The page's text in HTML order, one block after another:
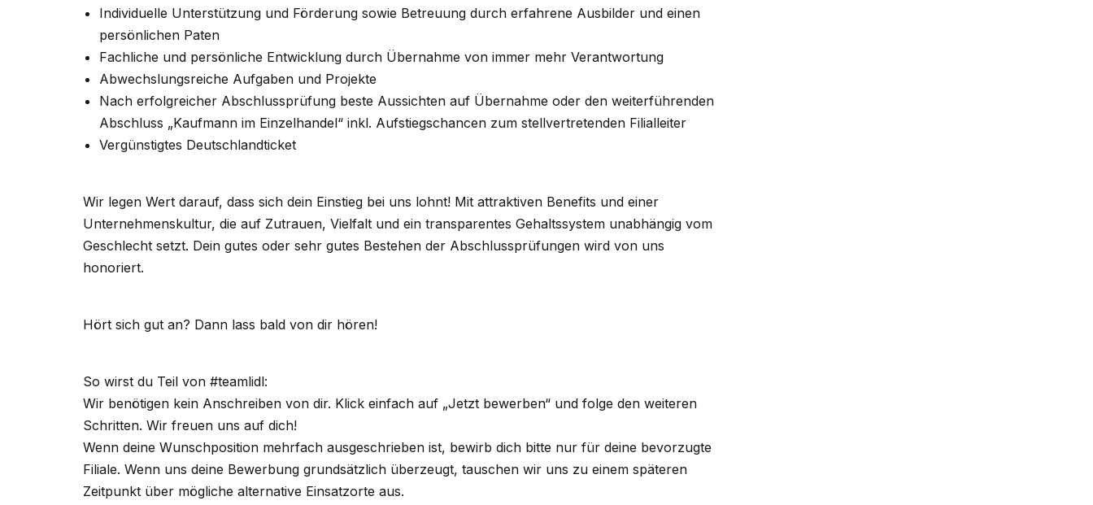
Individuelle Unterstützung und Förderung sowie Betreuung durch erfahrene Ausbilder und einen
persönlichen Paten
Fachliche und persönliche Entwicklung durch Übernahme von immer mehr Verantwortung
Abwechslungsreiche Aufgaben und Projekte
Nach erfolgreicher Abschlussprüfung beste Aussichten auf Übernahme oder den weiterführenden
Abschluss „Kaufmann im Einzelhandel“ inkl. Aufstiegschancen zum stellvertretenden Filialleiter
Vergünstigtes Deutschlandticket
Wir legen Wert darauf, dass sich dein Einstieg bei uns lohnt! Mit attraktiven Benefits und einer
Unternehmenskultur, die auf Zutrauen, Vielfalt und ein transparentes Gehaltssystem unabhängig vom
Geschlecht setzt. Dein gutes oder sehr gutes Bestehen der Abschlussprüfungen wird von uns
honoriert.
Hört sich gut an? Dann lass bald von dir hören!
So wirst du Teil von #teamlidl:
Wir benötigen kein Anschreiben von dir. Klick einfach auf „Jetzt bewerben“ und folge den weiteren
Schritten. Wir freuen uns auf dich!
Wenn deine Wunschposition mehrfach ausgeschrieben ist, bewirb dich bitte nur für deine bevorzugte
Filiale. Wenn uns deine Bewerbung grundsätzlich überzeugt, tauschen wir uns zu einem späteren
Zeitpunkt über mögliche alternative Einsatzorte aus.